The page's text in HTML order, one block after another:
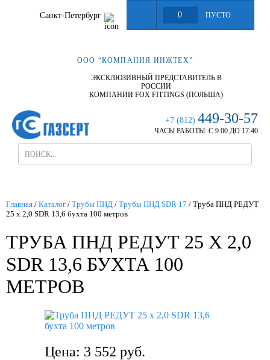
Санкт-Петербург 0 ПУСТО
ООО “КОМПАНИЯ ИНЖТЕХ”
ЭКСКЛЮЗИВНЫЙ ПРЕДСТАВИТЕЛЬ В
РОССИИ
КОМПАНИИ FOX FITTINGS (ПОЛЬША)
+7 (812) 449-30-57
ЧАСЫ РАБОТЫ: С 9:00 ДО 17:40
Главная / Каталог / Трубы ПНД / Трубы ПНД SDR 17 / Труба ПНД РЕДУТ
25 х 2,0 SDR 13,6 бухта 100 метров
ТРУБА ПНД РЕДУТ 25 Х 2,0
SDR 13,6 БУХТА 100
МЕТРОВ
Цена: 3 552 руб.